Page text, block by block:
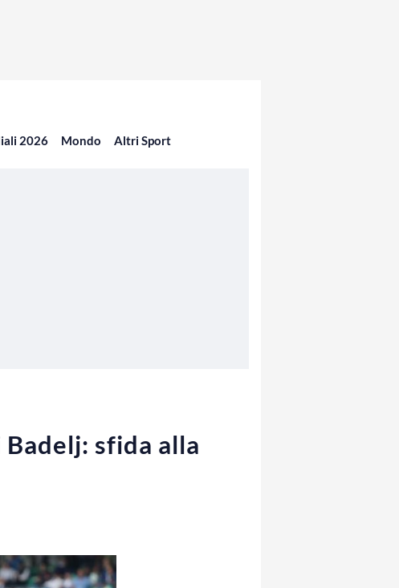
2026 Mondo Altri Sport
sfida alla